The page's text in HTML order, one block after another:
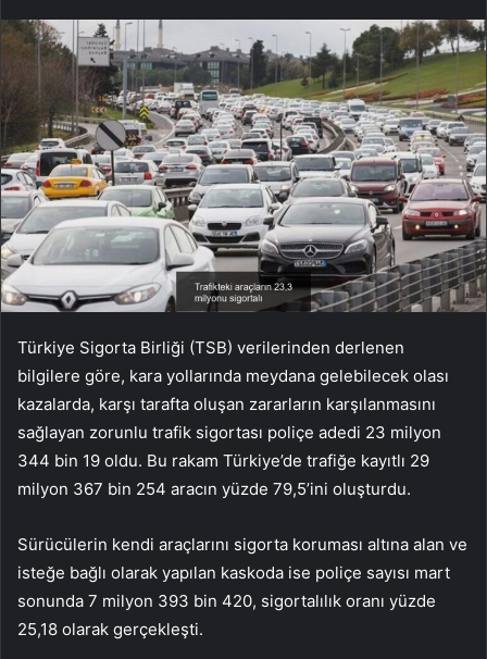
Türkiye Sigorta Birliği (TSB) verilerinden derlenen
bilgilere göre, kara yollarında meydana gelebilecek olası
kazalarda, karşı tarafta oluşan zararların karşılanmasını
sağlayan zorunlu trafik sigortası poliçe adedi 23 milyon
344 bin 19 oldu. Bu rakam Türkiye’de trafiğe kayıtlı 29
milyon 367 bin 254 aracın yüzde 79,5’ini oluşturdu.
Sürücülerin kendi araçlarını sigorta koruması altına alan ve
isteğe bağlı olarak yapılan kaskoda ise poliçe sayısı mart
sonunda 7 milyon 393 bin 420, sigortalılık oranı yüzde
25,18 olarak gerçekleşti.